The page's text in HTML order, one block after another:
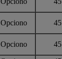
Opciono 45
Opciono 45